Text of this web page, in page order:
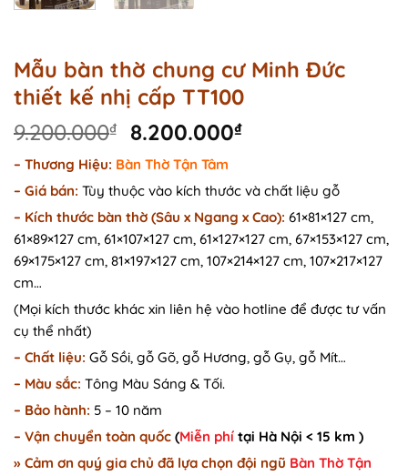
Mẫu bàn thờ chung cư Minh Đức
thiết kế nhị cấp TT100
9.200.000₫
Original
price
was:
9.200.000₫.
8.200.000₫Current
8.200.000₫.
– Thương Hiệu: Bàn Thờ Tận Tâm
– Giá bán: Tùy thuộc vào kích thước và chất liệu gỗ
– Kích thước bàn thờ (Sâu x Ngang x Cao): 61×81×127 cm,
61×89×127 cm, 61×107×127 cm, 61×127×127 cm, 67×153×127 cm,
69×175×127 cm, 81×197×127 cm, 107×214×127 cm, 107×217×127
cm…
(Mọi kích thước khác xin liên hệ vào hotline để được tư vấn
cụ thể nhất)
– Chất liệu: Gỗ Sồi, gỗ Gõ, gỗ Hương, gỗ Gụ, gỗ Mít…
– Màu sắc: Tông Màu Sáng & Tối.
– Bảo hành: 5 – 10 năm
– Vận chuyển toàn quốc (Miễn phí tại Hà Nội < 15 km )
» Cảm ơn quý gia chủ đã lựa chọn đội ngũ Bàn Thờ Tận